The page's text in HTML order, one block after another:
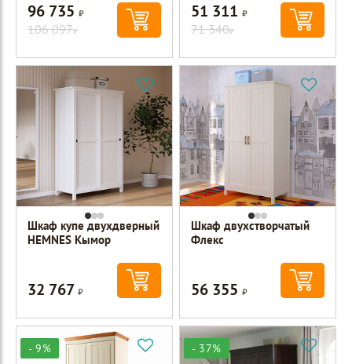
96 735Р
106 097Р
51 311Р
71 340Р
Шкаф купе двухдверный
HEMNES Кымор
32 767Р
Шкаф двухстворчатый
Флекс
56 355Р
- 9% - 37%